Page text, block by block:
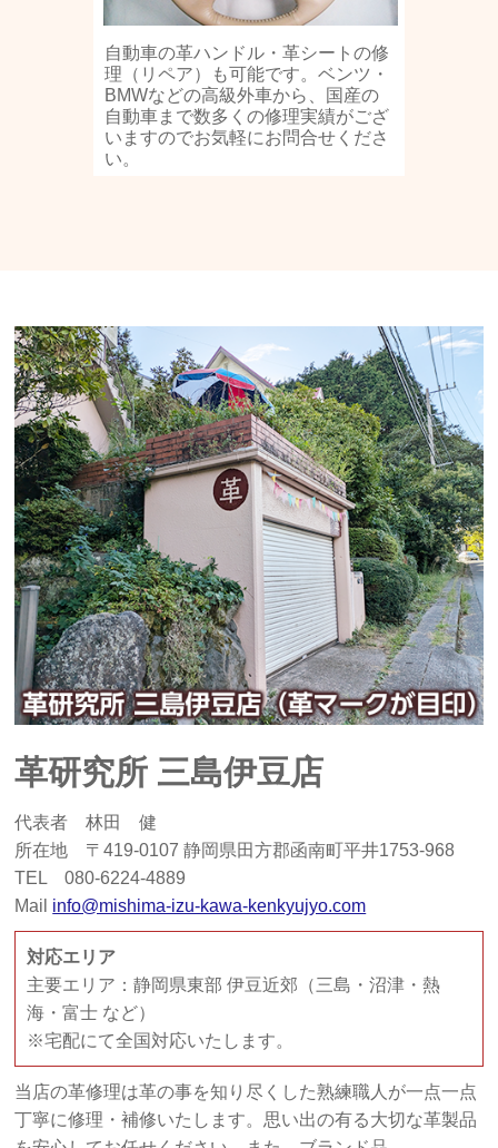
自動車の革ハンドル・革シートの修
理（リペア）も可能です。ベンツ・
BMWなどの高級外車から、国産の
自動車まで数多くの修理実績がござ
いますのでお気軽にお問合せくださ
い。
革研究所 三島伊豆店
代表者 林田 健
所在地 〒419-0107 静岡県田方郡函南町平井1753-968
TEL 080-6224-4889
Mail info@mishima-izu-kawa-kenkyujyo.com
対応エリア
主要エリア：静岡県東部 伊豆近郊（三島・沼津・熱
海・富士 など）
※宅配にて全国対応いたします。
当店の革修理は革の事を知り尽くした熟練職人が一点一点
丁寧に修理・補修いたします。思い出の有る大切な革製品